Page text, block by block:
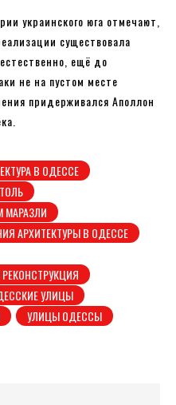
украинского юга отмечают,
существовала
ещё до
не на пустом месте
придерживался Аполлон
В ОДЕССЕ
МАРАЗЛИ
АРХИТЕКТУРЫ В ОДЕССЕ
УЛИЦЫ
УЛИЦЫ ОДЕССЫ